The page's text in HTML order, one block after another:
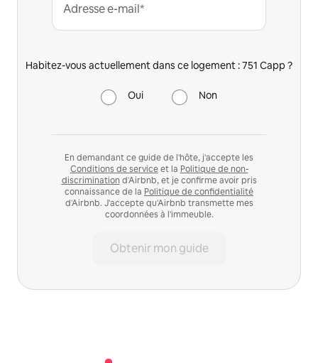
Adresse e-mail*
Habitez-vous actuellement dans ce logement : 751 Capp ?
Oui Non
En demandant ce guide de l'hôte, j'accepte les
Conditions de serviceet la Politique de non-
discrimination d'Airbnb, et je confirme avoir pris
connaissance de la Politique de confidentialité
d'Airbnb. J'accepte qu'Airbnb transmette mes
coordonnées à l'immeuble.
Obtenir mon guide